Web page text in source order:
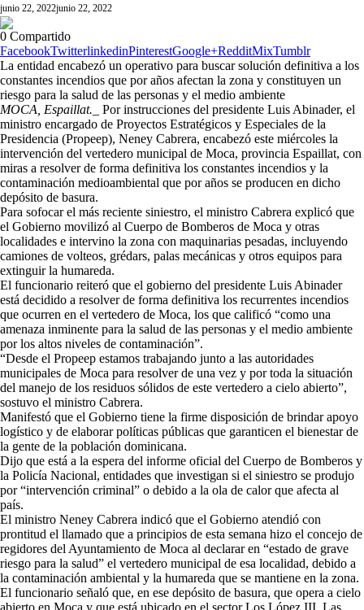
junio 22, 2022junio 22, 2022
0 Compartido
FacebookTwitterlinkedinPinterestGoogle+RedditMixTumblr
La entidad encabezó un operativo para buscar solución definitiva a los
constantes incendios que por años afectan la zona y constituyen un
riesgo para la salud de las personas y el medio ambiente
MOCA, Espaillat._
Por instrucciones del presidente Luis Abinader, el
ministro encargado de Proyectos Estratégicos y Especiales de la
Presidencia (Propeep), Neney Cabrera, encabezó este miércoles la
intervención del vertedero municipal de Moca, provincia Espaillat, con
miras a resolver de forma definitiva los constantes incendios y la
contaminación medioambiental que por años se producen en dicho
depósito de basura.
Para sofocar el más reciente siniestro, el ministro Cabrera explicó que
el Gobierno movilizó al Cuerpo de Bomberos de Moca y otras
localidades e intervino la zona con maquinarias pesadas, incluyendo
camiones de volteos, grédars, palas mecánicas y otros equipos para
extinguir la humareda.
El funcionario reiteró que el gobierno del presidente Luis Abinader
está decidido a resolver de forma definitiva los recurrentes incendios
que ocurren en el vertedero de Moca, los que calificó “como una
amenaza inminente para la salud de las personas y el medio ambiente
por los altos niveles de contaminación”.
“Desde el Propeep estamos trabajando junto a las autoridades
municipales de Moca para resolver de una vez y por toda la situación
del manejo de los residuos sólidos de este vertedero a cielo abierto”,
sostuvo el ministro Cabrera.
Manifestó que el Gobierno tiene la firme disposición de brindar apoyo
logístico y de elaborar políticas públicas que garanticen el bienestar de
la gente de la población dominicana.
Dijo que está a la espera del informe oficial del Cuerpo de Bomberos y
la Policía Nacional, entidades que investigan si el siniestro se produjo
por “intervención criminal” o debido a la ola de calor que afecta al
país.
El ministro Neney Cabrera indicó que el Gobierno atendió con
prontitud el llamado que a principios de esta semana hizo el concejo de
regidores del Ayuntamiento de Moca al declarar en “estado de grave
riesgo para la salud” el vertedero municipal de esa localidad, debido a
la contaminación ambiental y la humareda que se mantiene en la zona.
El funcionario señaló que, en ese depósito de basura, que opera a cielo
abierto en Moca y que está ubicado en el sector Los López III, Las